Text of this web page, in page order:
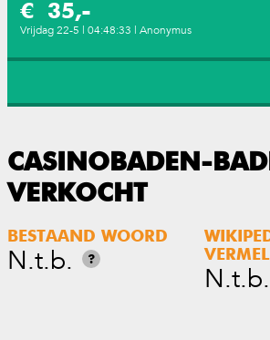
€ 35,-
Vrijdag 22-5 | 04:48:33 | Anonymus
CASINOBADEN-
VERKOCHT
BESTAAND WOORD
N.t.b. ?
N.t.b.